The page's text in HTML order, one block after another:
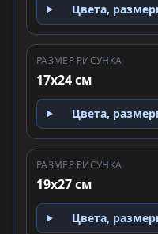
Цвета,
РАЗМЕР РИСУНКА
17x24 см
Цвета,
РАЗМЕР РИСУНКА
19x27 см
Цвета,